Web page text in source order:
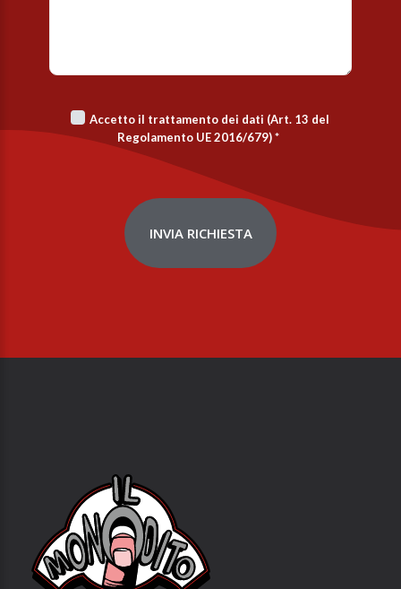
Accetto il trattamento dei dati (Art. 13 del
Regolamento UE 2016/679)*
INVIA RICHIESTA